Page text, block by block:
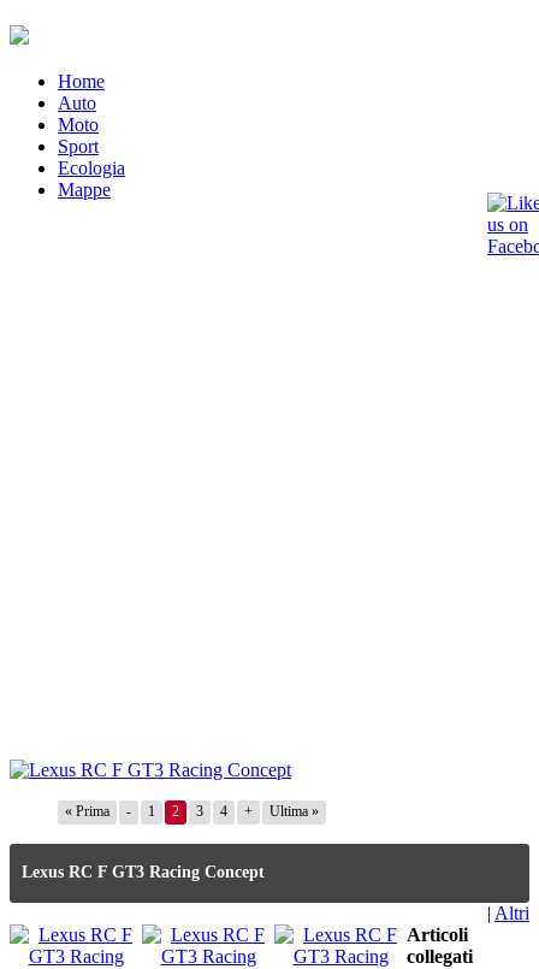
Home
Auto
Moto
Sport
Ecologia
Mappe
« Prima - 1 2 3 4 + Ultima »
Lexus RC F GT3 Racing Concept
| Altri
Articoli
collegati